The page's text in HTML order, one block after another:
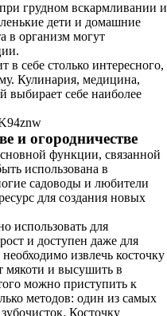
грудном вскармливании и
дети и домашние
в организм могут
в себе столько интересного,
Кулинария, медицина,
выбирает себе наиболее
и огородничестве
функции, связанной
использована в
садоводы и любители
для создания новых
использовать для
и доступен даже для
извлечь косточку
мякоти и высушить в
можно приступить к
методов: один из самых
Косточку